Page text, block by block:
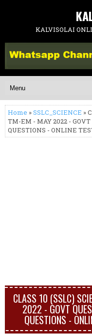
KALVISOLAI
Home »SSLC_SCIENCE »
TM-EM - MAY 2022 -
QUESTIONS - ONLINE
CLASS 10 (SSLC)
2022 - GOVT
QUESTIONS -